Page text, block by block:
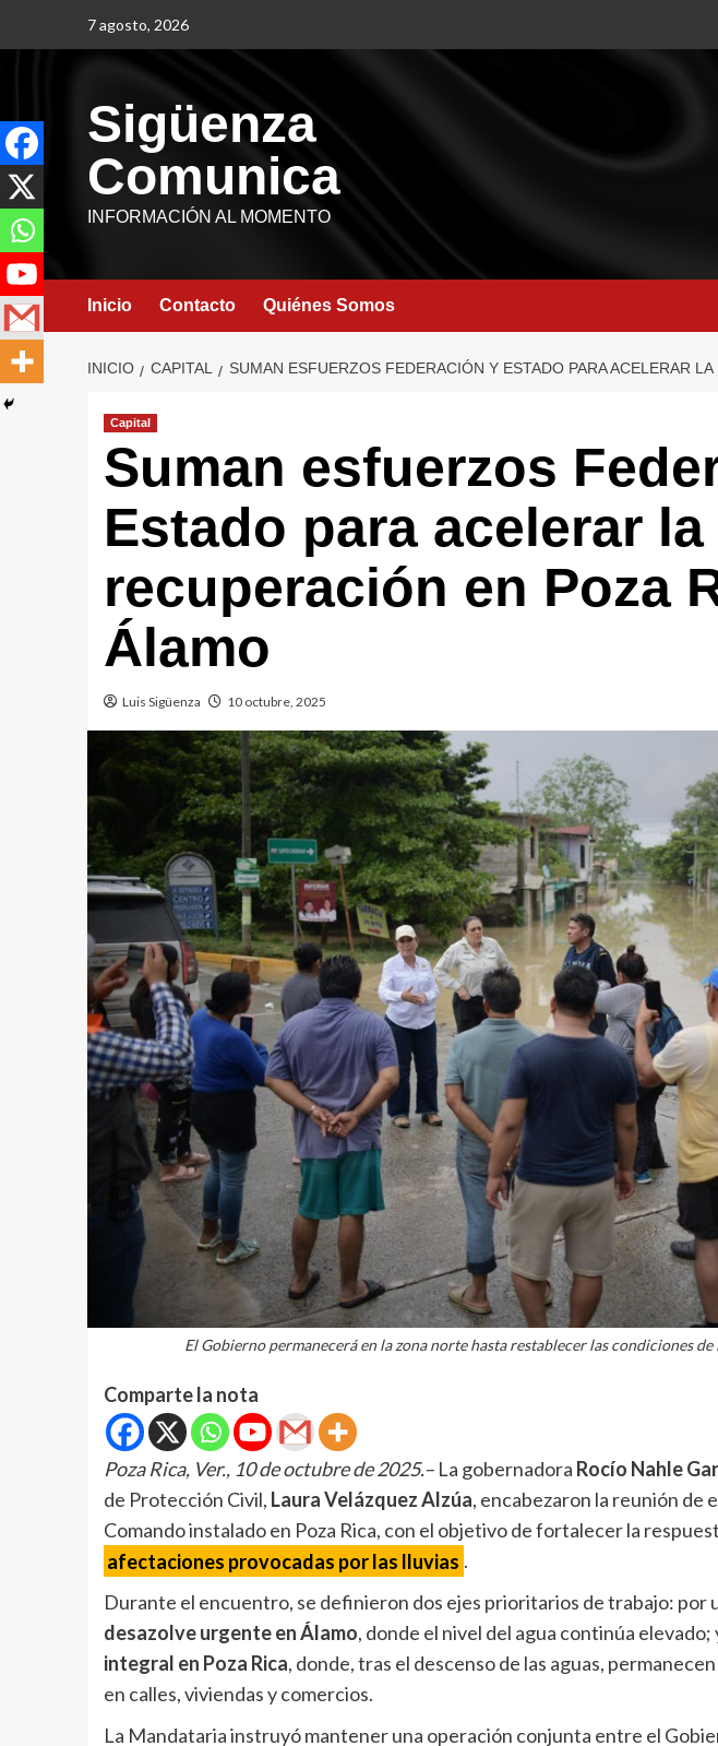
7 agosto, 2026
Sigüenza
Comunica
INFORMACIÓN AL MOMENTO
Inicio Contacto Quiénes Somos
INICIO CAPITAL SUMAN ESFUERZOS FEDERACIÓN Y ESTADO PARA ACELERAR
Capital
Suman esfuerzos
Estado para acelerar la
recuperación en Poza
Álamo
Luis Sigüenza 10 octubre, 2025
El Gobierno permanecerá en la zona norte hasta restablecer las condiciones de
Comparte la nota
Poza Rica, Ver., 10 de octubre de 2025.–La gobernadora Rocío Nahle
de Protección Civil, Laura Velázquez Alzúa, encabezaron la reunión de
Comando instalado en Poza Rica, con el objetivo de fortalecer la
afectaciones provocadas por las lluvias .
Durante el encuentro, se definieron dos ejes prioritarios de trabajo: por
desazolve urgente en Álamo, donde el nivel del agua continúa elevado;
integral en Poza Rica, donde, tras el descenso de las aguas,
en calles, viviendas y comercios.
La Mandataria instruyó mantener una operación conjunta entre el